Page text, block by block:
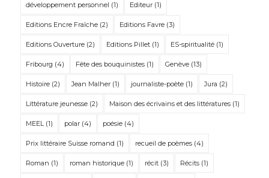
développement personnel (1) Editeur(1)
Editions Encre Fraîche(2) Editions Favre(3)
Editions Ouverture(2) Editions Pillet(1) ES-spiritualité(1)
Fribourg (4) Fête des bouquinistes(1) Genève(13)
Histoire(2) Jean Malher(1) journaliste-poète(1) Jura (2)
Littérature jeunesse(2) Maison des écrivains et des littératures(1)
MEEL(1) polar(4) poésie(4)
Prix littéraire Suisse romand (1) recueil de poèmes(4)
Roman (1) roman historique(1) récit(3) Récits(1)